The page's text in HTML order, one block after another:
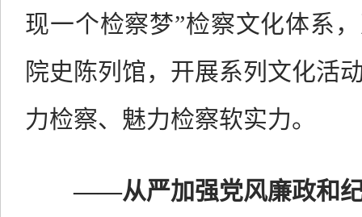
现一个检察梦”检察文化体系
院史陈列馆，开展系列文化活
力检察、魅力检察软实力。
——从严加强党风廉政和